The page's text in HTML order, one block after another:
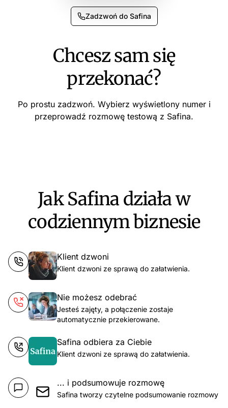
Zadzwoń do Safina
Chcesz sam się
przekonać?
Po prostu zadzwoń. Wybierz wyświetlony numer i
przeprowadź rozmowę testową z Safina.
Jak Safina działa w
codziennym biznesie
Klient dzwoni
Klient dzwoni ze sprawą do załatwienia.
Nie możesz odebrać
Jesteś zajęty, a połączenie zostaje
automatycznie przekierowane.
Safina odbiera za Ciebie
Klient dzwoni ze sprawą do załatwienia.
... i podsumowuje rozmowę
Safina tworzy czytelne podsumowanie rozmowy